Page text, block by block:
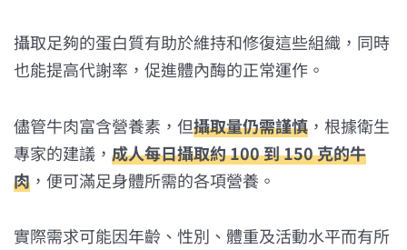
攝取足夠的蛋白質有助於維持和修復這些組織，同時
也能提高代謝率，促進體內酶的正常運作。
儘管牛肉富含營養素，但攝取量仍需謹慎 ，根據衛生
專家的建議， 成人每日攝取約 100 到 150 克的牛
肉 ，便可滿足身體所需的各項營養。
實際需求可能因年齡、性別、體重及活動水平而有所